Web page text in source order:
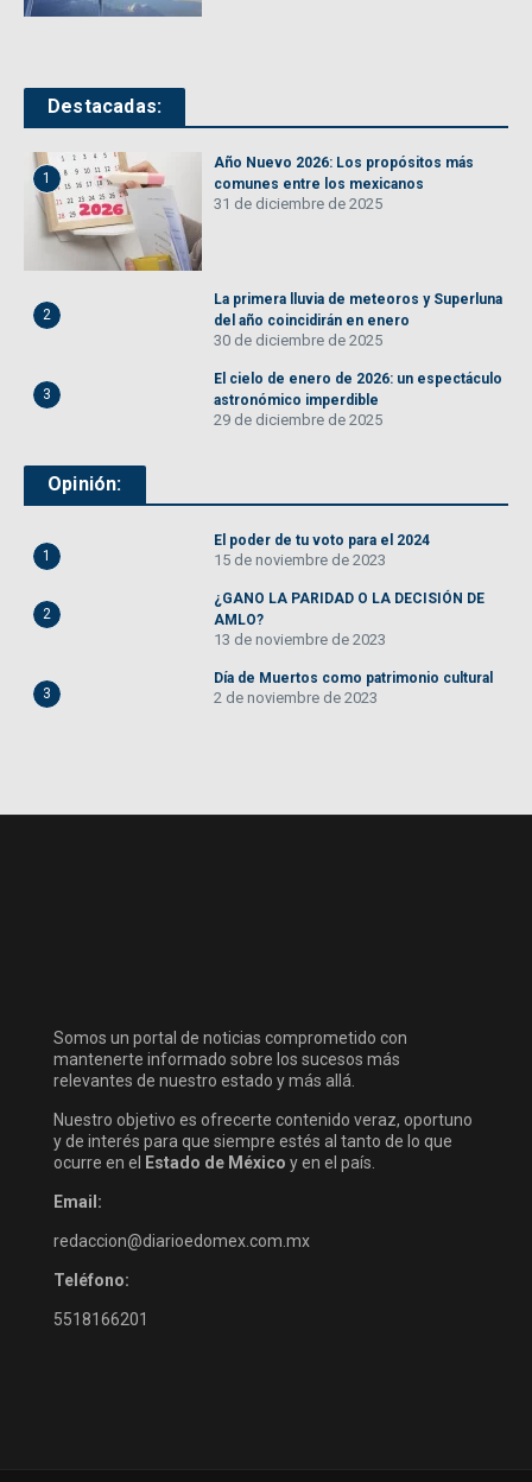
Destacadas:
1
Año Nuevo 2026: Los propósitos más
comunes entre los mexicanos
31 de diciembre de 2025
2
La primera lluvia de meteoros y Superluna
del año coincidirán en enero
30 de diciembre de 2025
3
El cielo de enero de 2026: un espectáculo
astronómico imperdible
29 de diciembre de 2025
Opinión:
1
El poder de tu voto para el 2024
15 de noviembre de 2023
2
¿GANO LA PARIDAD O LA DECISIÓN DE
AMLO?
13 de noviembre de 2023
3
Día de Muertos como patrimonio cultural
2 de noviembre de 2023
Somos un portal de noticias comprometido con
mantenerte informado sobre los sucesos más
relevantes de nuestro estado y más allá.
Nuestro objetivo es ofrecerte contenido veraz, oportuno
y de interés para que siempre estés al tanto de lo que
ocurre en el
Estado de México y en el país.
Email:
redaccion@diarioedomex.com.mx
Teléfono:
5518166201